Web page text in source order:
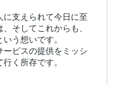
支えられて今日に至
そしてこれからも、
う想いです。
ービスの提供をミッシ
く所存です。